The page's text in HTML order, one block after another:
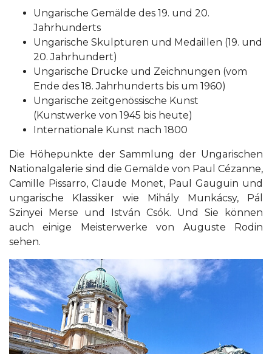
Ungarische Gemälde des 19. und 20.
Jahrhunderts
Ungarische Skulpturen und Medaillen (19. und
20. Jahrhundert)
Ungarische Drucke und Zeichnungen (vom
Ende des 18. Jahrhunderts bis um 1960)
Ungarische zeitgenössische Kunst
(Kunstwerke von 1945 bis heute)
Internationale Kunst nach 1800
Die Höhepunkte der Sammlung der Ungarischen
Nationalgalerie sind die Gemälde von Paul Cézanne,
Camille Pissarro, Claude Monet, Paul Gauguin und
ungarische Klassiker wie Mihály Munkácsy, Pál
Szinyei Merse und István Csók. Und Sie können
auch einige Meisterwerke von Auguste Rodin
sehen.